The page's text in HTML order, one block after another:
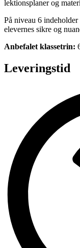
lektionsplaner og
På niveau 6
elevernes sikre og
Anbefalet klassetrin:
Leveringstid